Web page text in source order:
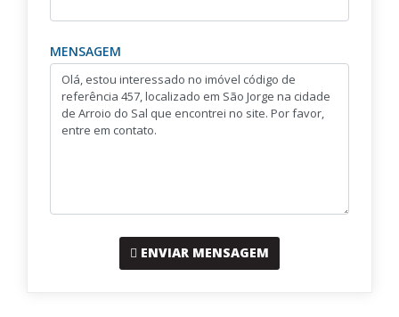
MENSAGEM
ENVIAR MENSAGEM